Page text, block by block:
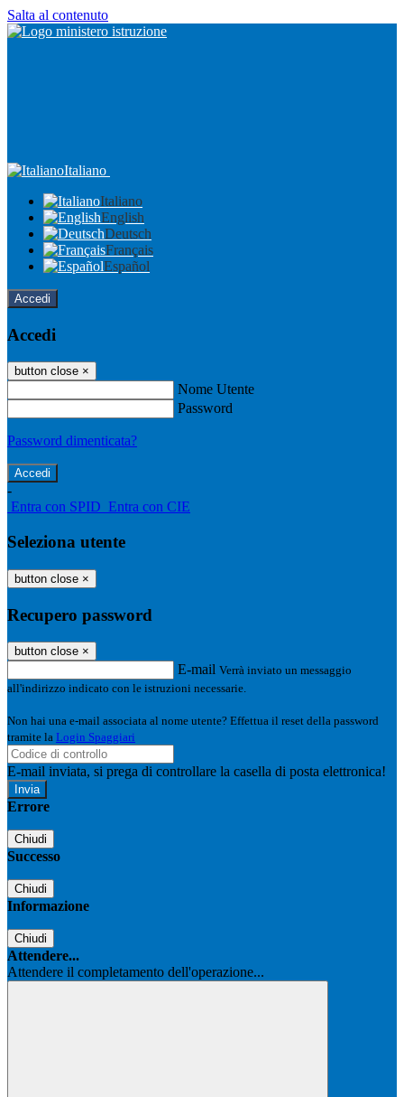
Salta al contenuto
Italiano
Italiano
English
Deutsch
Français
Español
Accedi
Accedi
button close ×
Nome Utente
Password
Password dimenticata?
-
Entra con SPID Entra con CIE
Seleziona utente
button close ×
Recupero password
button close ×
E-mail Verrà inviato un messaggio
all'indirizzo indicato con le istruzioni necessarie.
Non hai una e-mail associata al nome utente? Effettua il reset della password
tramite la Login Spaggiari
E-mail inviata, si prega di controllare la casella di posta elettronica!
Errore
Chiudi
Successo
Chiudi
Informazione
Chiudi
Attendere...
Attendere il completamento dell'operazione...